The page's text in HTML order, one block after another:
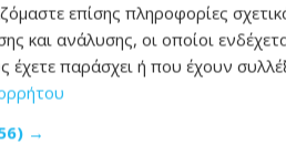
επίσης πληροφορίες
και ανάλυσης, οι οποίοι
παράσχει ή που έχουν
→